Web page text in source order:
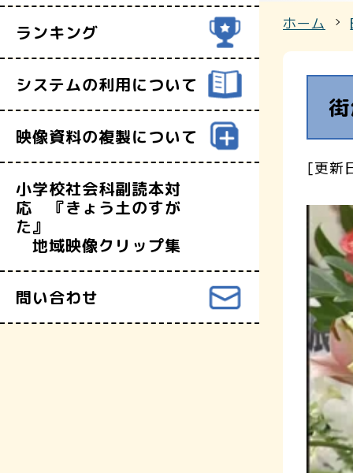
ランキング
システムの利用について
映像資料の複製について
小学校社会科副読本対
応 『きょう土のすが
た』
地域映像クリップ集
問い合わせ
ホーム
[更新